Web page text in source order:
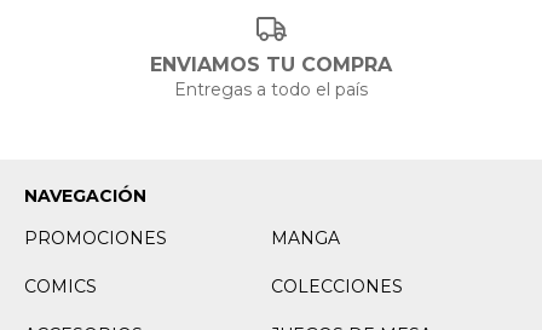
ENVIAMOS TU COMPRA
Entregas a todo el país
NAVEGACIÓN
PROMOCIONES
MANGA
COMICS COLECCIONES